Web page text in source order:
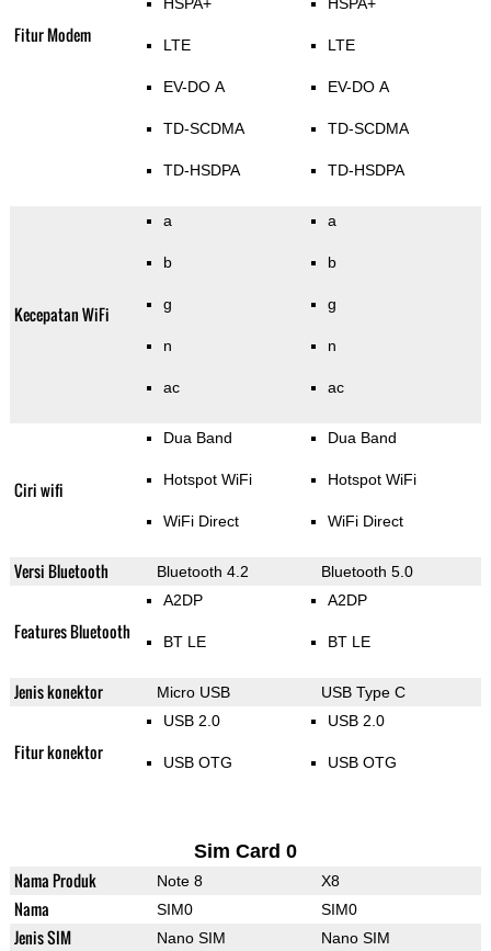
Fitur Modem LTE
EV-DO A
TD-SCDMA
TD-HSDPA
LTE
EV-DO A
TD-SCDMA
TD-HSDPA
Kecepatan WiFi
a
b
g
n
ac
a
b
g
n
ac
Ciri wifi
Dua Band
Hotspot WiFi
WiFi Direct
Dua Band
Hotspot WiFi
WiFi Direct
Versi Bluetooth Bluetooth 4.2 Bluetooth 5.0
Features Bluetooth
A2DP
BT LE
A2DP
BT LE
Jenis konektor Micro USB USB Type C
Fitur konektor
USB 2.0
USB OTG
USB 2.0
USB OTG
Sim Card 0
Nama Produk Note 8 X8
Nama SIM0 SIM0
Jenis SIM Nano SIM Nano SIM